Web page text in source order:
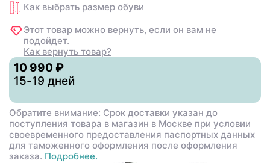
Как выбрать размер обуви
Этот товар можно вернуть, если он вам не
подойдет.
Как вернуть товар?
10 990 ₽
15-19 дней
Обратите внимание: Срок доставки указан до
поступления товара в магазин в Москве при условии
своевременного предоставления паспортных данных
для таможенного оформления после оформления
заказа. Подробнее.